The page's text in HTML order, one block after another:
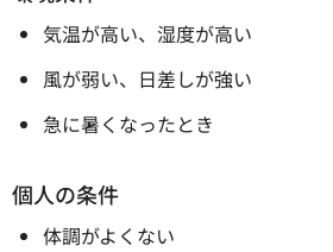
気温が高い、湿度が高い
風が弱い、日差しが強い
急に暑くなったとき
個人の条件
体調がよくない